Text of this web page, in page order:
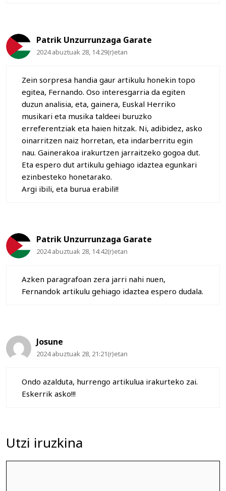
Patrik Unzurrunzaga Garate
2024 abuztuak 28, 14:29(r)etan
Zein sorpresa handia gaur artikulu honekin topo
egitea, Fernando. Oso interesgarria da egiten
duzun analisia, eta, gainera, Euskal Herriko
musikari eta musika taldeei buruzko
erreferentziak eta haien hitzak. Ni, adibidez, asko
oinarritzen naiz horretan, eta indarberritu egin
nau. Gainerakoa irakurtzen jarraitzeko gogoa dut.
Eta espero dut artikulu gehiago idaztea egunkari
ezinbesteko honetarako.
Argi ibili, eta burua erabili!!
Patrik Unzurrunzaga Garate
2024 abuztuak 28, 14:42(r)etan
Azken paragrafoan zera jarri nahi nuen,
Fernandok artikulu gehiago idaztea espero dudala.
Josune
2024 abuztuak 28, 21:21(r)etan
Ondo azalduta, hurrengo artikulua irakurteko zai.
Eskerrik asko!!!
Utzi iruzkina